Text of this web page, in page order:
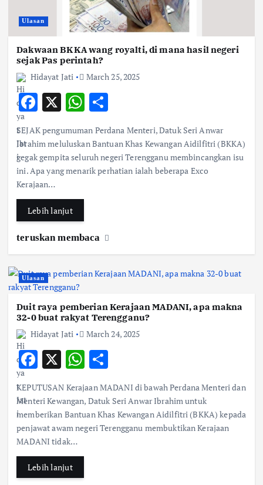
Ulasan
Dakwaan BKKA wang royalti, di mana hasil negeri
sejak Pas perintah?
Hidayat Jati
March 25, 2025
F
ac
e
b
o
o
k
X W
h
at
s
A
h
ar
e
SEJAK pengumuman Perdana Menteri, Datuk Seri Anwar
Ibrahim meluluskan Bantuan Khas Kewangan Aidilfitri (BKKA)
gegak gempita seluruh negeri Terengganu membincangkan isu
ini. Apa yang menarik perhatian ialah beberapa Exco
Kerajaan…
Lebih lanjut
teruskan membaca
Ulasan
Duit raya pemberian Kerajaan MADANI, apa makna
32-0 buat rakyat Terengganu?
Hidayat Jati
March 24, 2025
F
ac
e
b
o
o
k
X W
at
s
A
h
ar
e
KEPUTUSAN Kerajaan MADANI di bawah Perdana Menteri dan
Menteri Kewangan, Datuk Seri Anwar Ibrahim untuk
memberikan Bantuan Khas Kewangan Aidilfitri (BKKA) kepada
penjawat awam negeri Terengganu membuktikan Kerajaan
MADANI tidak…
Lebih lanjut